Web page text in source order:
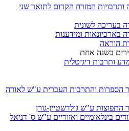
ותרבויות המזרח הקדום לתואר שני
בעריכה לשונית
בארכיונאות ומידענות
הוראה
בשנה אחת
ותרבות דיגיטלית
הספרות והתרבות העברית ע"ש לאורה
התפוצות ע"ש גולדשטיין-גורן
בינלאומיים ואזוריים ע"ש ס' דניאל